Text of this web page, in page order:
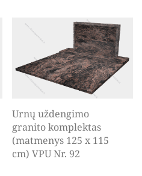
Urnų uždengimo
granito komplektas
(matmenys 125 x 115
cm) VPU Nr. 92